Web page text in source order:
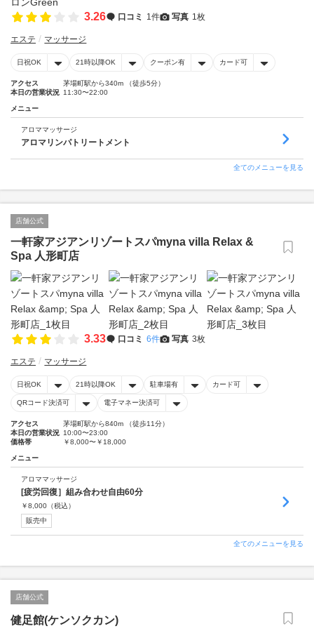
3.26 口コミ 1件 写真 1枚
エステ マッサージ
日祝OK 21時以降OK クーポン有 カード可
アクセス
茅場町駅から340m （徒歩5分）
本日の営業状況 11:30〜22:00
メニュー
アロママッサージ
アロマリンパトリートメント
全てのメニューを見る
店舗公式
一軒家アジアンリゾートスパmyna villa Relax &
Spa 人形町店
3.33 口コミ 6件 写真 3枚
エステ マッサージ
日祝OK 21時以降OK 駐車場有 カード可
QRコード決済可 電子マネー決済可
アクセス
茅場町駅から840m （徒歩11分）
本日の営業状況 10:00〜23:00
価格帯
￥8,000〜￥18,000
メニュー
アロママッサージ
[疲労回復］組み合わせ自由60分
￥8,000 （税込）
販売中
全てのメニューを見る
店舗公式
健足館(ケンソクカン)